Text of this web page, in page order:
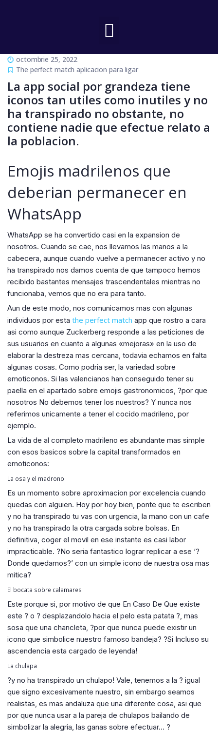
octombrie 25, 2022
The perfect match aplicacion para ligar
La app social por grandeza tiene
iconos tan utiles como inutiles y no
ha transpirado no obstante, no
contiene nadie que efectue relato a
la poblacion.
Emojis madrilenos que
deberian permanecer en
WhatsApp
WhatsApp se ha convertido casi en la expansion de
nosotros. Cuando se cae, nos llevamos las manos a la
cabecera, aunque cuando vuelve a permanecer activo y no
ha transpirado nos damos cuenta de que tampoco hemos
recibido bastantes mensajes trascendentales mientras no
funcionaba, vemos que no era para tanto.
Aun de este modo, nos comunicamos mas con algunas
individuos por esta the perfect match app que rostro a cara
asi­ como aunque Zuckerberg responde a las peticiones de
sus usuarios en cuanto a algunas «mejoras» en la uso de
elaborar la destreza mas cercana, todavia echamos en falta
algunas cosas. Como podri­a ser, la variedad sobre
emoticonos. Si las valencianos han conseguido tener su
paella en el apartado sobre emojis gastronomicos, ?por que
nosotros No debemos tener los nuestros? Y nunca nos
referimos unicamente a tener el cocido madrileno, por
ejemplo.
La vida de al completo madrileno es abundante mas simple
con esos basicos sobre la capital transformados en
emoticonos:
La osa y el madrono
Es un momento sobre aproximacion por excelencia cuando
quedas con alguien. Hoy por hoy bien, ponte que te escriben
y no ha transpirado tu vas con urgencia, la mano con un cafe
y no ha transpirado la otra cargada sobre bolsas. En
definitiva, coger el movil en ese instante es casi labor
impracticable. ?No seria fantastico lograr replicar a ese ‘?
Donde quedamos?’ con un simple icono de nuestra osa mas
mitica?
El bocata sobre calamares
Este porque si, por motivo de que En Caso De Que existe
este ? o ? desplazandolo hacia el pelo esta patata ?, mas
sosa que una chancleta, ?por que nunca puede existir un
icono que simbolice nuestro famoso bandeja? ?Si Incluso su
ascendencia esta cargado de leyenda!
La chulapa
?y no ha transpirado un chulapo! Vale, tenemos a la ? igual
que signo excesivamente nuestro, sin embargo seamos
realistas, es mas andaluza que una diferente cosa, asi que
por que nunca usar a la pareja de chulapos bailando de
simbolizar la alegria, las ganas sobre efectuar… ?